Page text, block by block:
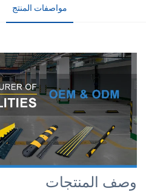
مواصفات المنتج
وصف المنتجات